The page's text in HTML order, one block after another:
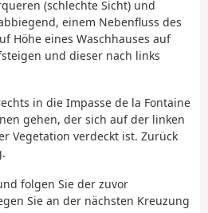
(schlechte Sicht) und
einem Nebenfluss des
Höhe eines Waschhauses auf
und dieser nach links
in die Impasse de la Fontaine
gehen, der sich auf der linken
Vegetation verdeckt ist. Zurück
folgen Sie der zuvor
Sie an der nächsten Kreuzung